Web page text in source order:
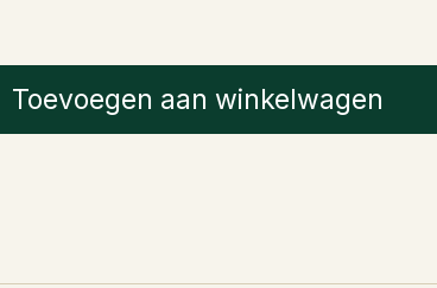
Toevoegen aan winkelwagen